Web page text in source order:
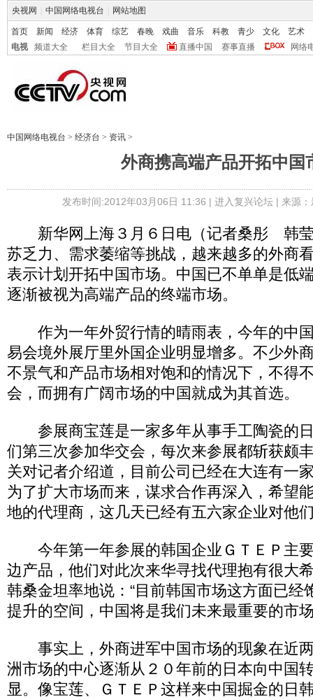
央视网 中国网络电视台 网站地图
首页 新闻 经济 体育 综艺 春晚 戏曲 音乐 科教 青少 文化
艺术
电视
频道大全 栏目大全 节目大全 直播中国 赛事直播 网络
中国网络电视台 > 经济台 > 资讯 >
外商携高端产品开拓中国
发布时间:2012年03月06日 11:36 | 进入复兴论坛| 来源
新华网上海３月６日电（记者桑彤 韩莹
苏乏力、需求萎缩等挑战，越来越多的外商
表示计划开拓中国市场。中国已不单单是低
逐渐被视为高端产品的终端市场。
作为一年外贸行情的晴雨表，今年的中
易会境外展厅里外国企业明显增多。不少外
不景气和产品市场相对饱和的情况下，不得
会，而拥有广阔市场的中国就成为其首选。
参展商宝莲是一家多年从事手工陶瓷的
们第三次参加华交会，每次来参展都斩获颇
关对记者介绍道，目前公司已经在大连有一
为了扩大市场而来，谋求合作再深入，希望
地的代理商，这几天已经有五六家企业对他
今年第一年参展的韩国企业ＧＴＥＰ主
边产品，他们对此次来华寻找代理抱有很大
韩桑金坦率地说：“目前韩国市场这方面已经
提升的空间，中国将是我们未来最重要的市
事实上，外商进军中国市场的现象在近
洲市场的中心逐渐从２０年前的日本向中国
显。像宝莲、ＧＴＥＰ这样来中国掘金的日